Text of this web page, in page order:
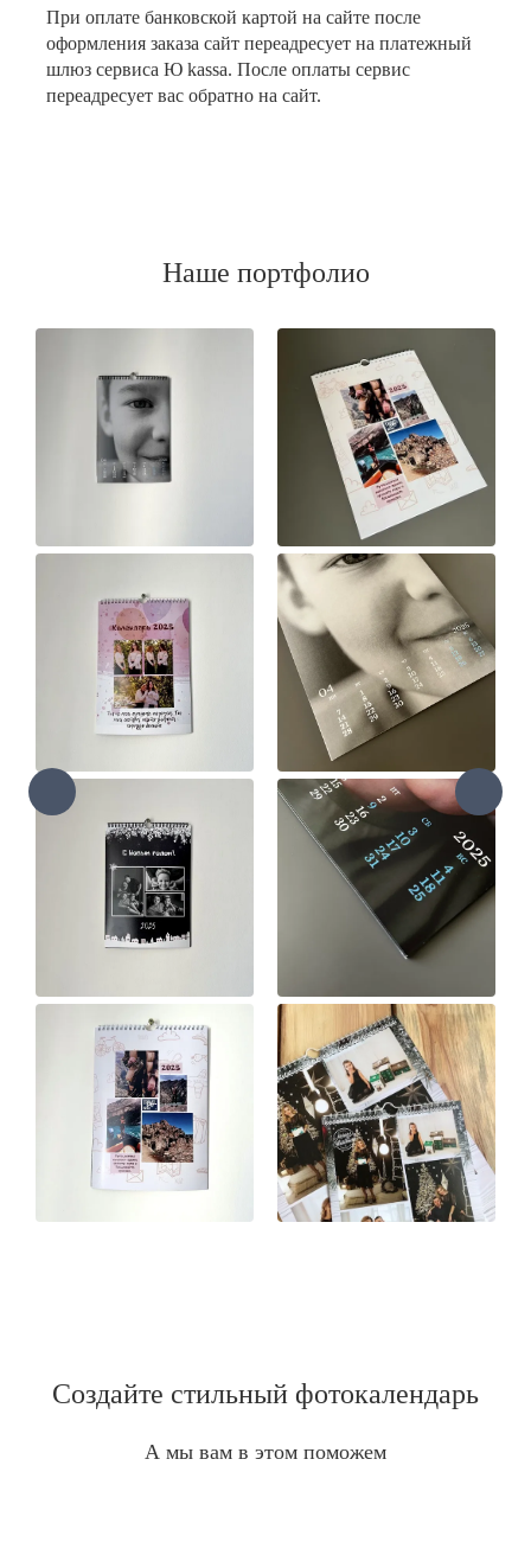
При оплате банковской картой на сайте после
оформления заказа сайт переадресует на платежный
шлюз сервиса Ю kassa. После оплаты сервис
переадресует вас обратно на сайт.
Наше портфолио
Создайте стильный фотокалендарь
А мы вам в этом поможем